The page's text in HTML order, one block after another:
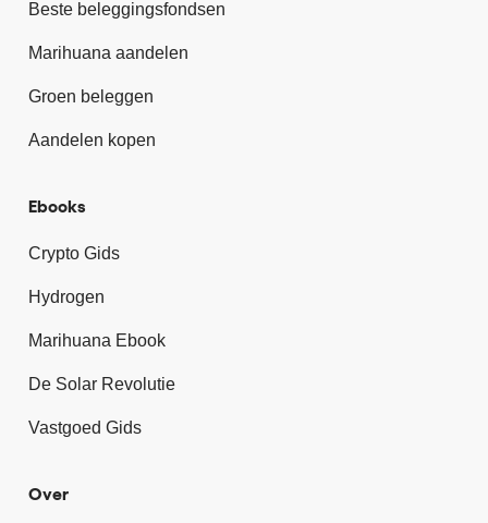
Beste beleggingsfondsen
Marihuana aandelen
Groen beleggen
Aandelen kopen
Ebooks
Crypto Gids
Hydrogen
Marihuana Ebook
De Solar Revolutie
Vastgoed Gids
Over